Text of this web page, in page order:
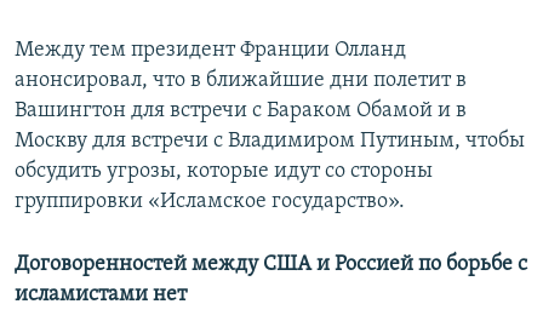
Между тем президент Франции Олланд
анонсировал, что в ближайшие дни полетит в
Вашингтон для встречи с Бараком Обамой и в
Москву для встречи с Владимиром Путиным, чтобы
обсудить угрозы, которые идут со стороны
группировки «Исламское государство».
Договоренностей между США и Россией по борьбе с
исламистами нет